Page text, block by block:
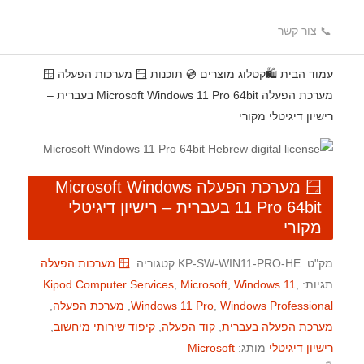
📞 צור קשר
עמוד הבית 🛍️קטלוג מוצרים 💿 תוכנות 🪟 מערכות הפעלה
🪟
מערכת הפעלה Microsoft Windows 11 Pro 64bit בעברית –
רישיון דיגיטלי מקורי
🪟 מערכת הפעלה Microsoft Windows
11 Pro 64bit בעברית – רישיון דיגיטלי
מקורי
מק"ט: KP-SW-WIN11-PRO-HE קטגוריה: 🪟 מערכות הפעלה
תגיות:
Kipod Computer Services Microsoft Windows 11
Windows 11 Pro Windows Professional מערכת הפעלה
מערכת הפעלה בעברית קוד הפעלה קיפוד שירותי מיחשוב
רישיון דיגיטלי מותג: Microsoft